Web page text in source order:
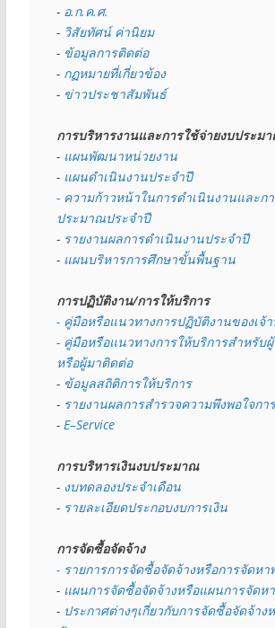
- อ.ก.ค.ศ.
- วิสัยทัศน์ ค่านิยม
- ข้อมูลการติดต่อ
- กฏหมายที่เกี่ยวข้อง
- ข่าวประชาสัมพันธ์
การบริหารงานและการใช้จ่ายงบประม
- แผนพัฒนาหน่วยงาน
- แผนดำเนินงานประจำปี
- ความก้าวหน้าในการดำเนินงานและก
ประมาณประจำปี
- รายงานผลการดำเนินงานประจำปี
- แผนบริหารการศึกษาขั้นพื้นฐาน
การปฏิบัติงาน/การให้บริการ
- คู่มือหรือแนวทางการปฏิบัติงานของเจ้
- คู่มือหรือแนวทางการให้บริการสำหรับ
หรือผู้มาติดต่อ
- ข้อมูลสถิติการให้บริการ
- รายงานผลการสำรวจความพึงพอใจกา
- E–Service
การบริหารเงินงบประมาณ
- งบทดลองประจำเดือน
- รายละเอียดประกอบงบการเงิน
การจัดซื้อจัดจ้าง
- รายการการจัดซื้อจัดจ้างหรือการจัดหา
- แผนการจัดซื้อจัดจ้างหรือแผนการจัดห
- ประกาศต่างๆเกี่ยวกับการจัดซื้อจัดจ้าง